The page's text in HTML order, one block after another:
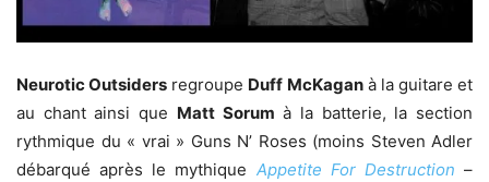
Neurotic Outsiders regroupe Duff McKaganà la guitare et
au chant ainsi que Matt Sorum à la batterie, la section
rythmique du « vrai » Guns N’ Roses (moins Steven Adler
débarqué après le mythique Appetite For Destruction –